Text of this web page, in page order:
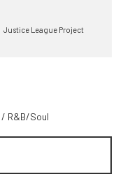
Justice League Project
/ R&B/Soul